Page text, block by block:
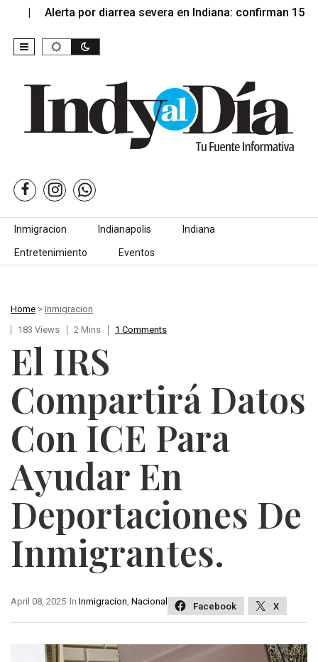
Alerta por diarrea severa en Indiana: confirman 15…
Skip to content
Inmigracion Indianapolis Indiana
Entretenimiento Eventos
Home > Inmigracion
183 Views
2 Mins 1 Comments
El IRS
Compartirá Datos
Con ICE Para
Ayudar En
Deportaciones De
Inmigrantes.
In Inmigracion Nacional
April 08, 2025 Facebook X